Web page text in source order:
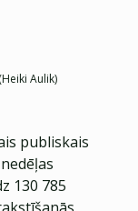
Aulik)
publiskais
130 785